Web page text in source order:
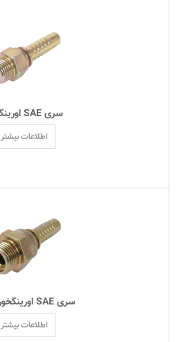
سری SAE اورینگخور
اطلاعات بیشتر
سری SAE اورینگخور گردان
اطلاعات بیشتر